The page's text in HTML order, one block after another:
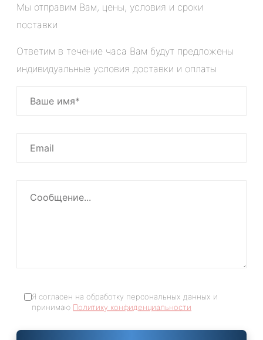
Мы отправим Вам, цены, условия и сроки
поставки
Ответим в течение часа Вам будут предложены
индивидуальные условия доставки и оплаты
Я согласен на обработку персональных данных и
принимаю Политику конфиденциальности